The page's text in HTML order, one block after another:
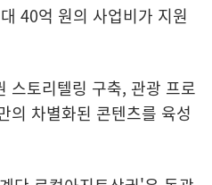
40억 원의 사업비가 지원
스토리텔링 구축, 관광 프로
의 차별화된 콘텐츠를 육성